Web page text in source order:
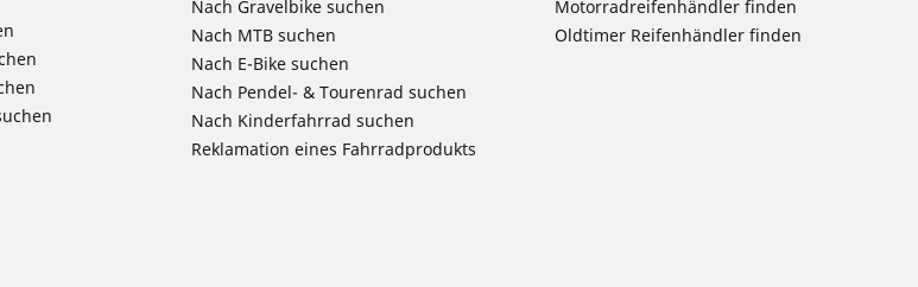
Nach Gravelbike suchen
Nach MTB suchen
Nach E-Bike suchen
Nach Pendel- & Tourenrad suchen
Nach Kinderfahrrad suchen
Reklamation eines Fahrradprodukts
Motorradreifenhändler finden
Oldtimer Reifenhändler finden